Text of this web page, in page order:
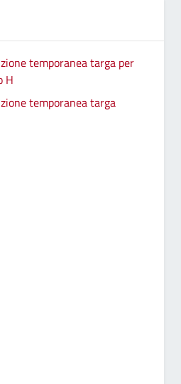
temporanea targa per
H
temporanea targa